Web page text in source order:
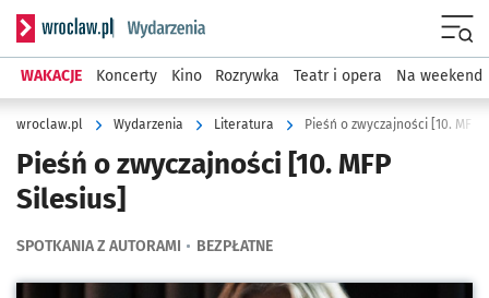
Serwis informacyjny wroclaw.pl podserwis: Wydarzenia
WAKACJE Koncerty Kino Rozrywka Teatr i opera Na weekend
wroclaw.pl Wydarzenia Literatura Pieśń o zwyczajności [10. MFP
Pieśń o zwyczajności [10. MFP
Silesius]
SPOTKANIA Z AUTORAMI BEZPŁATNE